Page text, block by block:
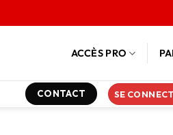
ACCÈS PRO
CONTACT SE